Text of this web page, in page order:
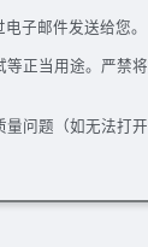
子邮件发送给您。
正当用途。严禁
问题（如无法打